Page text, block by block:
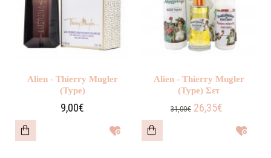
Alien - Thierry Mugler
(Type)
9,00€
Alien - Thierry Mugler
(Type) Σετ
31,00€ 26,35€